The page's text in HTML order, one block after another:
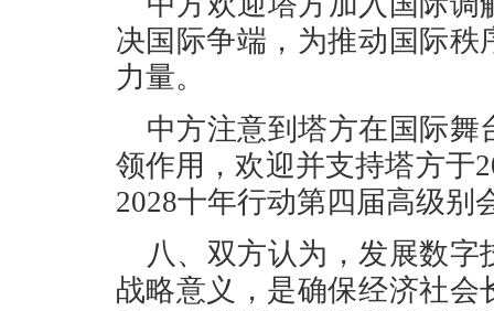
决国际争端，为推动国际
力量。
中方注意到塔方在国际
领作用，欢迎并支持塔方于
2028十年行动第四届高级别
八、双方认为，发展数
战略意义，是确保经济社